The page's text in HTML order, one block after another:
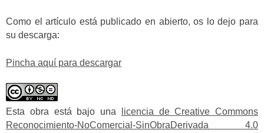
Como el artículo está publicado en abierto, os lo dejo para
su descarga:
Pincha aquí para descargar
Esta obra está bajo una
licencia de Creative Commons
Reconocimiento-NoComercial-SinObraDerivada 4.0